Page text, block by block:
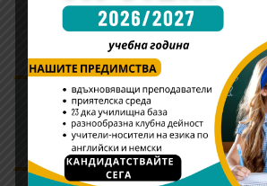
Информация относно
адаптационните дни в училището